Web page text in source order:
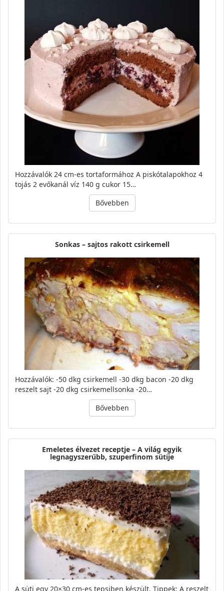
Hozzávalók 24 cm-es tortaformához A piskótalapokhoz 4
tojás 2 evőkanál víz 140 g cukor 15…
Bővebben
Sonkas – sajtos rakott csirkemell
Hozzávalók: -50 dkg csirkemell -30 dkg bacon -20 dkg
reszelt sajt -20 dkg csirkemellsonka -20…
Bővebben
Emeletes élvezet receptje – A világ egyik
legnagyszerűbb, szuperfinom sütije
A süti egy 20×30 cm-es tepsiben készült. Tippek: A reszelt